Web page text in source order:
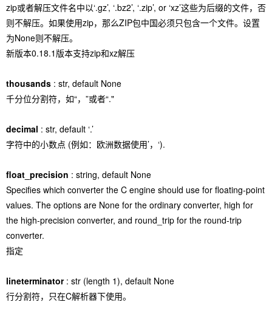
zip或者解压文件名中以‘.gz’, ‘.bz2’, ‘.zip’, or ‘xz’这些为后缀的文件，否
则不解压。如果使用zip，那么ZIP包中国必须只包含一个文件。设置
为None则不解压。
新版本0.18.1版本支持zip和xz解压
thousands : str, default None
千分位分割符，如“，”或者“."
decimal : str, default ‘.’
字符中的小数点 (例如：欧洲数据使用’，‘).
float_precision : string, default None
Specifies which converter the C engine should use for floating-point
values. The options are None for the ordinary converter, high for
the high-precision converter, and round_trip for the round-trip
converter.
指定
lineterminator : str (length 1), default None
行分割符，只在C解析器下使用。